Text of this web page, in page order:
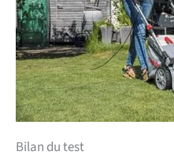
Bilan du test